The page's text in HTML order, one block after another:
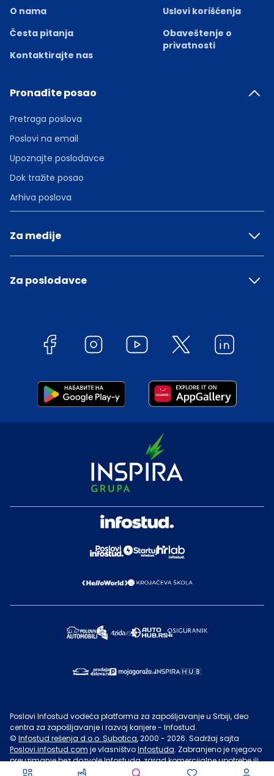
O nama
Česta pitanja
Kontaktirajte nas
Uslovi korišćenja
Obaveštenje o
privatnosti
Pronađite posao
Pretraga poslova
Poslovi na email
Upoznajte poslodavce
Dok tražite posao
Arhiva poslova
Za medije
Za poslodavce
Poslovi Infostud vodeća platforma za zapošljavanje u Srbiji, deo
centra za zapošljavanje i razvoj karijere - Infostud.
© Infostud rešenja d.o.o. Subotica, 2000 - 2026. Sadržaj sajta
Poslovi.infostud.com je vlasništvoInfostuda. Zabranjeno je njegovo
preuzimanje bez dozvoleInfostuda, zarad komercijalne upotrebe ili
u druge svrhe, osim za lične potrebe posetilaca sajta.